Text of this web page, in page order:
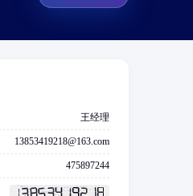
王经理
13853419218@163.com
475897244